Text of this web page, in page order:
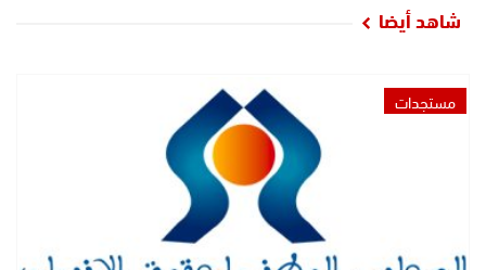
شاهد أيضا
مستجدات